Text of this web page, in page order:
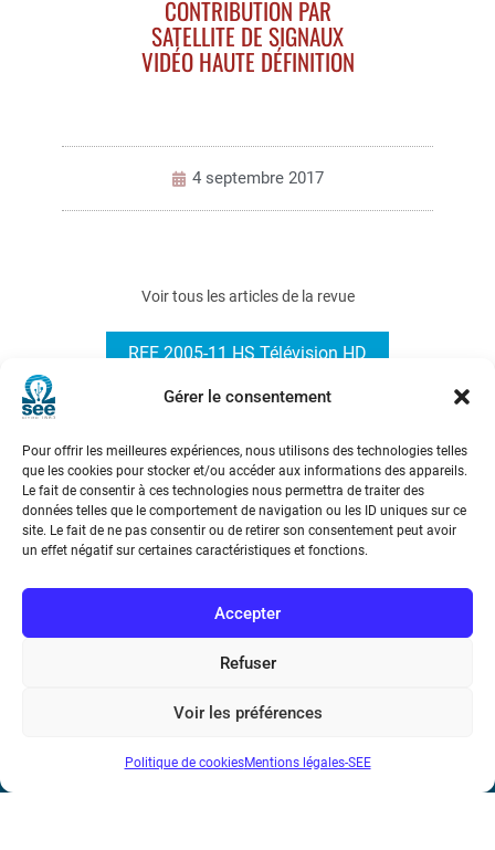
Gérer le consentement
Pour offrir les meilleures expériences, nous utilisons des technologies telles
que les cookies pour stocker et/ou accéder aux informations des appareils.
Le fait de consentir à ces technologies nous permettra de traiter des
données telles que le comportement de navigation ou les ID uniques sur ce
site. Le fait de ne pas consentir ou de retirer son consentement peut avoir
un effet négatif sur certaines caractéristiques et fonctions.
Accepter
Refuser
Voir les préférences
Politique de cookiesMentions légales-SEE
CONTRIBUTION PAR
SATELLITE DE SIGNAUX
VIDÉO HAUTE DÉFINITION
4 septembre 2017
Voir tous les articles de la revue
REE 2005-11 HS Télévision HD
Société de l’Electricité, de l’Electronique et des Technologies
75116 Paris
Téléphone : (+33) 1 56 90 37 17
N° de SIREN : 785 393 232, Code APE : 9412Z TVA intra-